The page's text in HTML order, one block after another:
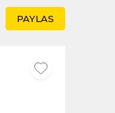
PAYLAS